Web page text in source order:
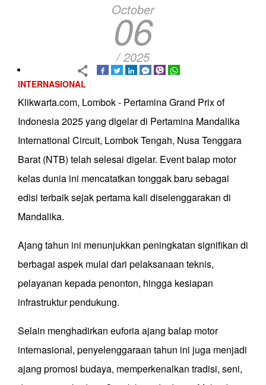
October
06
/ 2025
INTERNASIONAL
Klikwarta.com, Lombok - Pertamina Grand Prix of
Indonesia 2025 yang digelar di Pertamina Mandalika
International Circuit, Lombok Tengah, Nusa Tenggara
Barat (NTB) telah selesai digelar. Event balap motor
kelas dunia ini mencatatkan tonggak baru sebagai
edisi terbaik sejak pertama kali diselenggarakan di
Mandalika.
Ajang tahun ini menunjukkan peningkatan signifikan di
berbagai aspek mulai dari pelaksanaan teknis,
pelayanan kepada penonton, hingga kesiapan
infrastruktur pendukung.
Selain menghadirkan euforia ajang balap motor
internasional, penyelenggaraan tahun ini juga menjadi
ajang promosi budaya, memperkenalkan tradisi, seni,